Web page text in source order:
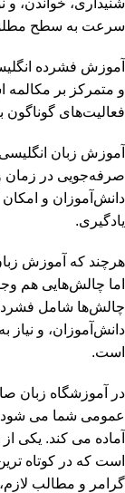
شنیداری، خواندن، و
سرعت به سطح
آموزش فشرده
و متمرکز بر مکالمه
فعالیت‌های گوناگون
آموزش زبان
صرفه‌جویی در زمان و
دانش‌آموزان و امکان
یادگیری.
هرچند که آموزش
اما چالش‌هایی هم
چالش‌ها شامل
دانش‌آموزان، و نیاز
است.
در آموزشگاه زبان
عمومی شما می شود
آماده می کند. یکی
است که در کوتاه
گرامر و مطالب